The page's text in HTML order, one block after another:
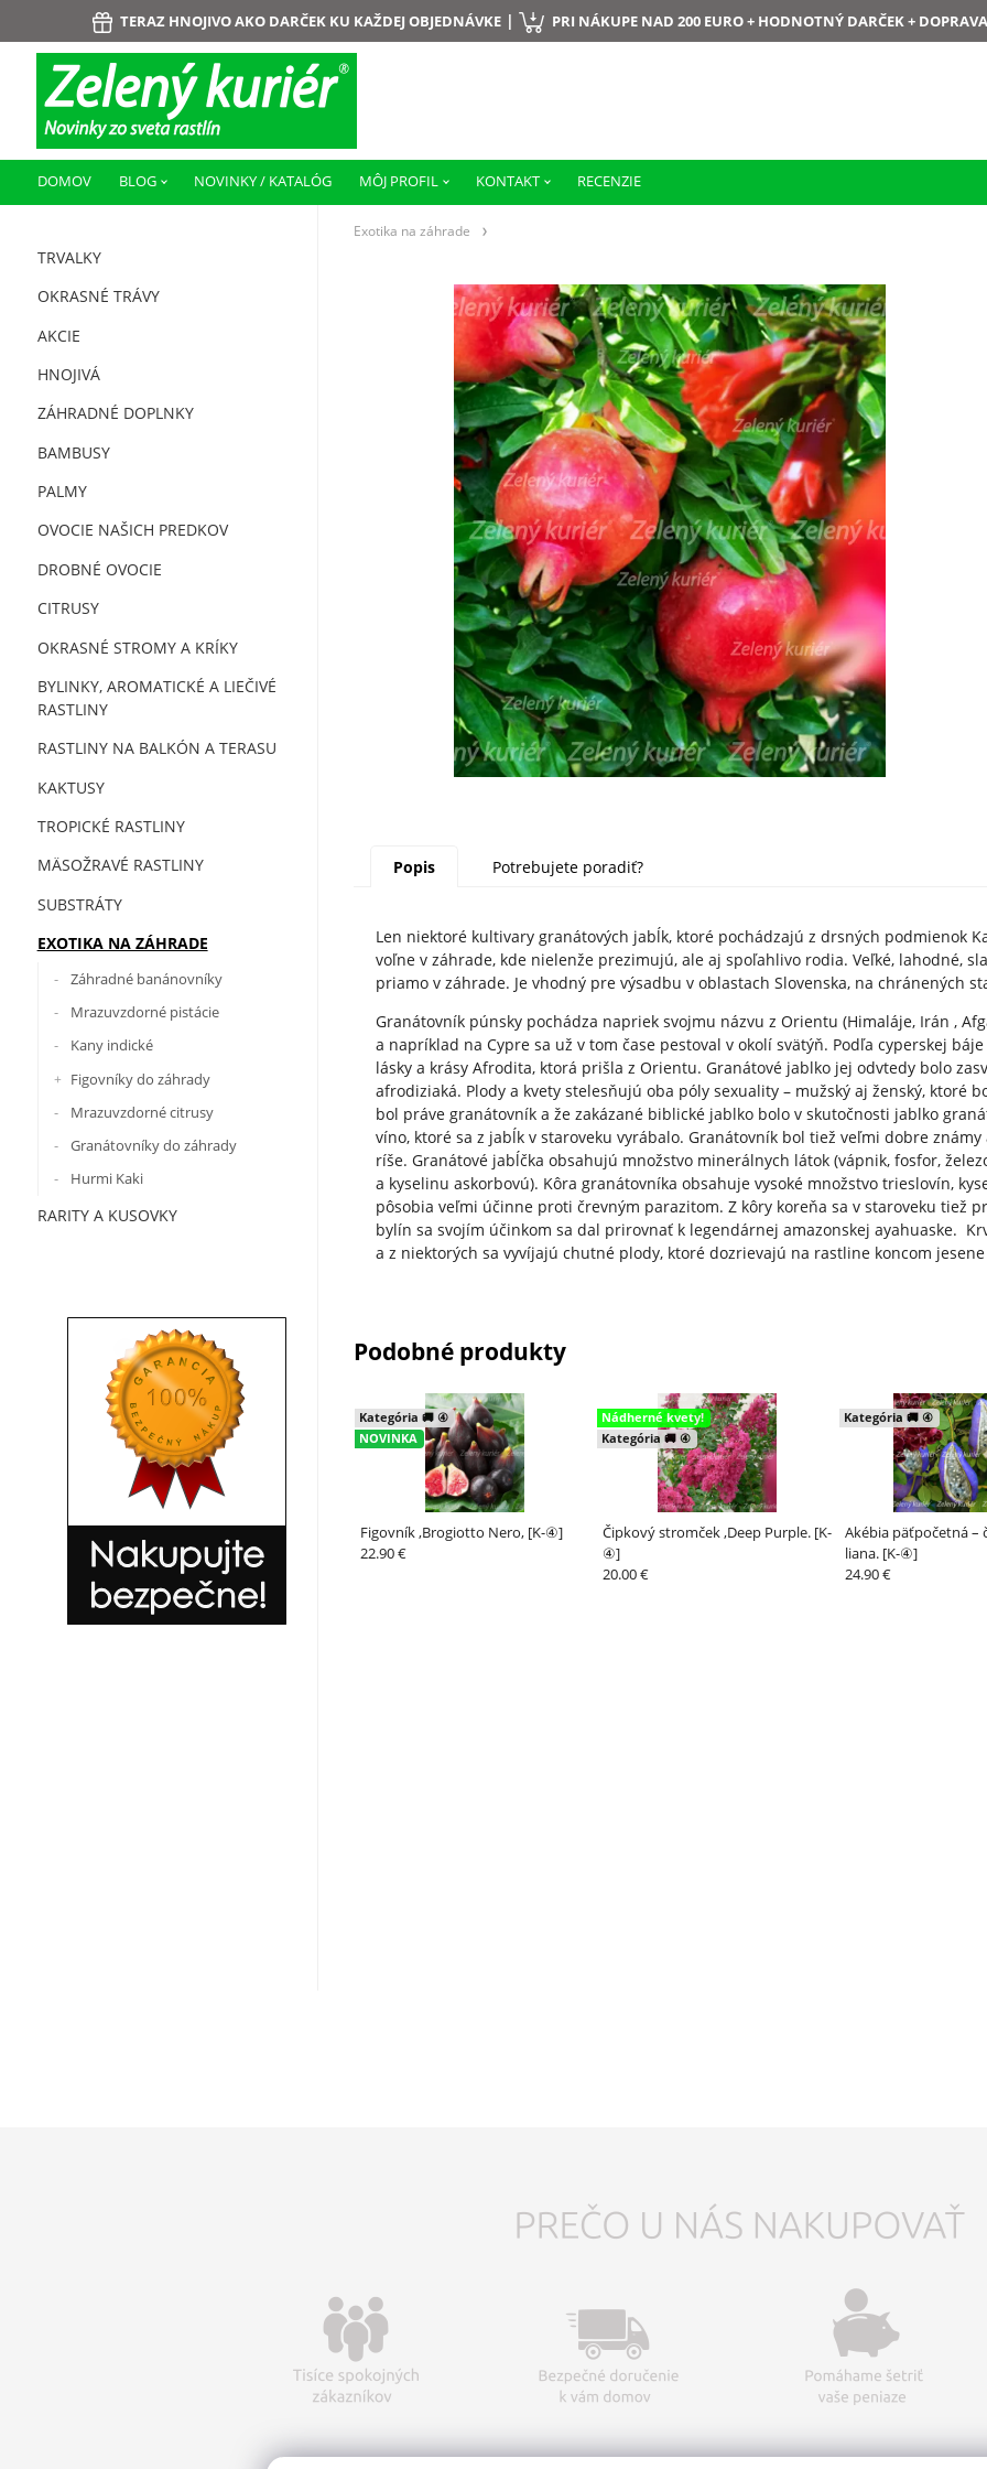
TERAZ HNOJIVO AKO DARČEK KU KAŽDEJ OBJEDNÁVKE | PRI NÁKUPE NAD 200 EURO + HODNOTNÝ DARČEK +
DOMOV BLOG NOVINKY / KATALÓG MÔJ PROFIL KONTAKT RECENZIE
TRVALKY
OKRASNÉ TRÁVY
AKCIE
HNOJIVÁ
ZÁHRADNÉ DOPLNKY
BAMBUSY
PALMY
OVOCIE NAŠICH PREDKOV
DROBNÉ OVOCIE
CITRUSY
OKRASNÉ STROMY A KRÍKY
BYLINKY, AROMATICKÉ A LIEČIVÉ
RASTLINY
RASTLINY NA BALKÓN A TERASU
KAKTUSY
TROPICKÉ RASTLINY
MÄSOŽRAVÉ RASTLINY
SUBSTRÁTY
EXOTIKA NA ZÁHRADE
Záhradné banánovníky
Mrazuvzdorné pistácie
Kany indické
Figovníky do záhrady
Mrazuvzdorné citrusy
Granátovníky do záhrady
Hurmi Kaki
RARITY A KUSOVKY
Exotika na záhrade
Popis Potrebujete poradiť?
Len niektoré kultivary granátových jabĺk, ktoré pochádzajú z drsných podmienok
voľne v záhrade, kde nielenže prezimujú, ale aj spoľahlivo rodia. Veľké, lahodné,
priamo v záhrade. Je vhodný pre výsadbu v oblastach Slovenska, na chránených
Granátovník púnsky pochádza napriek svojmu názvu z Orientu (Himaláje, Irán ,
a napríklad na Cypre sa už v tom čase pestoval v okolí svätýň. Podľa cyperskej
lásky a krásy Afrodita, ktorá prišla z Orientu. Granátové jablko jej odvtedy bolo
afrodiziaká. Plody a kvety stelesňujú oba póly sexuality – mužský aj ženský, ktoré
bol práve granátovník a že zakázané biblické jablko bolo v skutočnosti jablko
víno, ktoré sa z jabĺk v staroveku vyrábalo. Granátovník bol tiež veľmi dobre
ríše. Granátové jabĺčka obsahujú množstvo minerálnych látok (vápnik, fosfor,
a kyselinu askorbovú). Kôra granátovníka obsahuje vysoké množstvo trieslovín,
pôsobia veľmi účinne proti črevným parazitom. Z kôry koreňa sa v staroveku tiež
bylín sa svojím účinkom sa dal prirovnať k legendárnej amazonskej ayahuaske.
a z niektorých sa vyvíjajú chutné plody, ktoré dozrievajú na rastline koncom
Podobné produkty
Figovník ,Brogiotto Nero, [K-④]
Kategória 🚚 ④
NOVINKA
22.90 €
Čipkový stromček ,Deep Purple. [K-
④]
Nádherné kvety!
Kategória 🚚 ④
20.00 €
Akébia päťpočetná –
liana. [K-④]
Kategória 🚚 ④
24.90 €